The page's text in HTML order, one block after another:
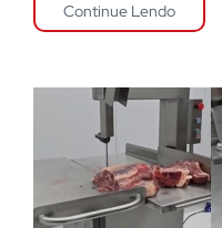
Continue Lendo